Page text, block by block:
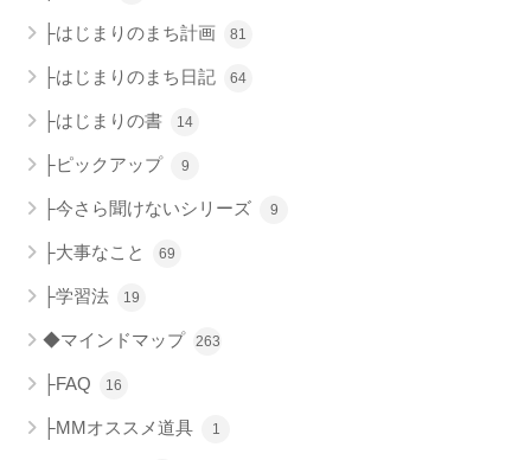
├はじまりのまち計画 81
├はじまりのまち日記 64
├はじまりの書 14
├ピックアップ 9
├今さら聞けないシリーズ 9
├大事なこと 69
├学習法 19
◆マインドマップ 263
├FAQ 16
├MMオススメ道具 1